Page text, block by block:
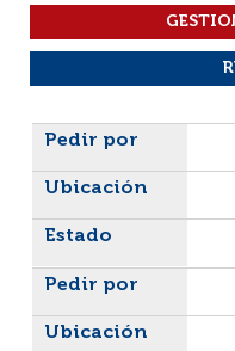
Liste des exemplaires